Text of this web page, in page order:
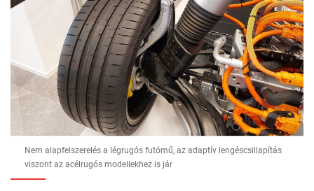
Nem alapfelszerelés a légrugós futómű, az adaptív lengéscsillapítás
viszont az acélrugós modellekhez is jár